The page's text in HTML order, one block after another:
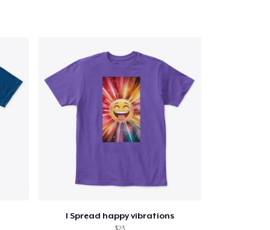
I Spread happy vibrations